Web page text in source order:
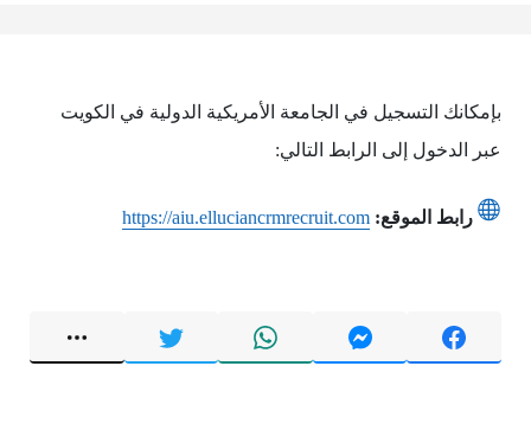
بإمكانك التسجيل في الجامعة الأمريكية الدولية في الكويت
عبر الدخول إلى الرابط التالي:
رابط الموقع: https://aiu.elluciancrmrecruit.com